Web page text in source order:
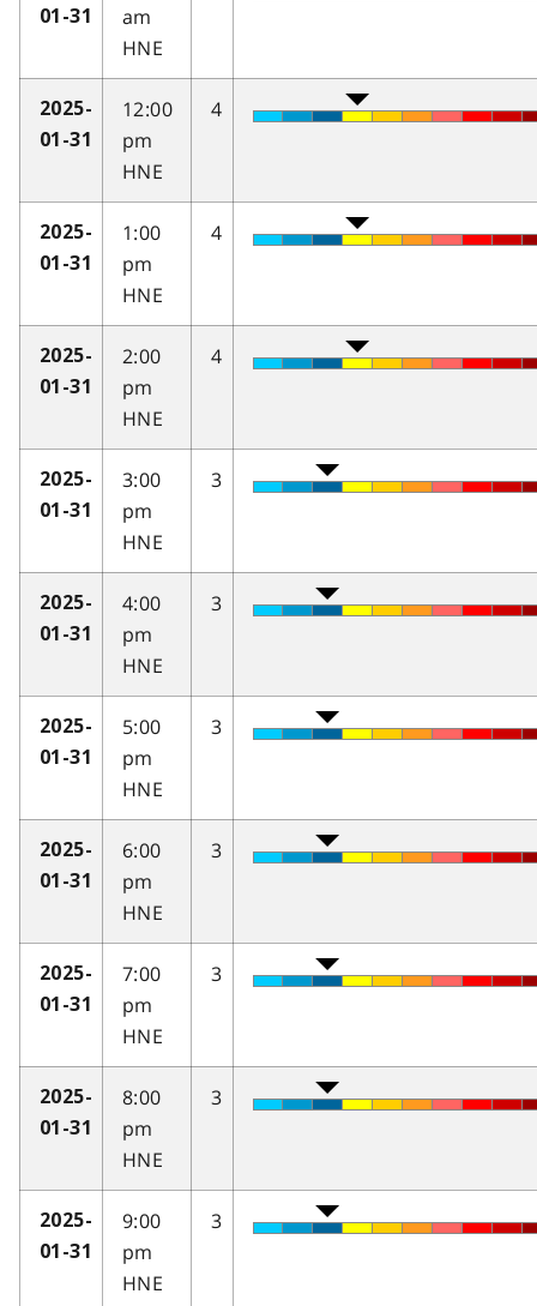
01-31
am
HNE
2025-
01-31
12:00
pm
HNE
4
2025-
01-31
1:00
pm
HNE
4
2025-
01-31
2:00
pm
HNE
4
2025-
01-31
3:00
pm
HNE
3
2025-
01-31
4:00
pm
HNE
3
2025-
01-31
5:00
pm
HNE
3
2025-
01-31
6:00
pm
HNE
3
2025-
01-31
7:00
pm
HNE
3
2025-
01-31
8:00
pm
HNE
3
2025-
01-31
9:00
pm
HNE
3